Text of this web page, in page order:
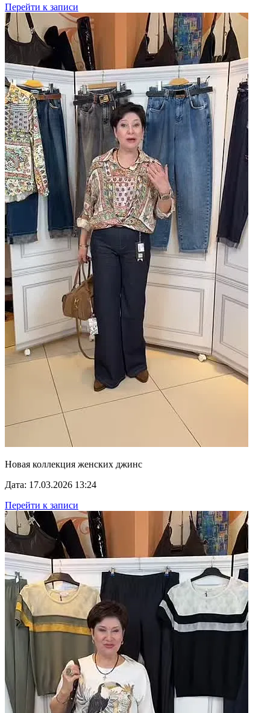
Перейти к записи
Новая коллекция женских джинс
Дата: 17.03.2026 13:24
Перейти к записи